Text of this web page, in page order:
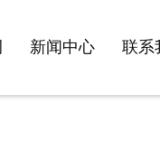
新闻中心 联系